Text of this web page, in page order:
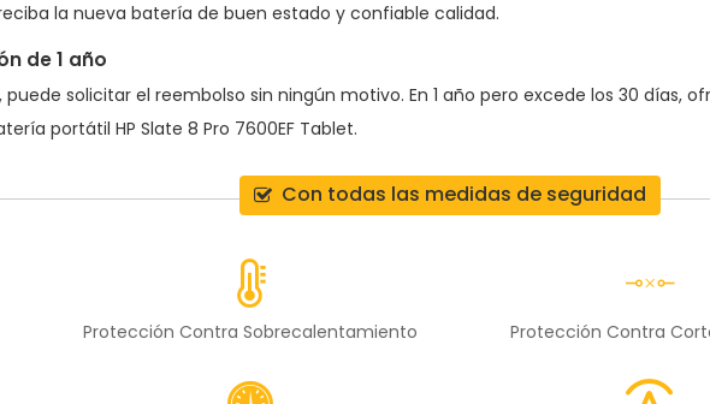
la nueva batería de buen estado y confiable calidad.
de 1 año
solicitar el reembolso sin ningún motivo. En 1 año pero excede los 30 días,
portátil HP Slate 8 Pro 7600EF Tablet.
Con todas las medidas de seguridad
Protección Contra Sobrecalentamiento Protección Contra